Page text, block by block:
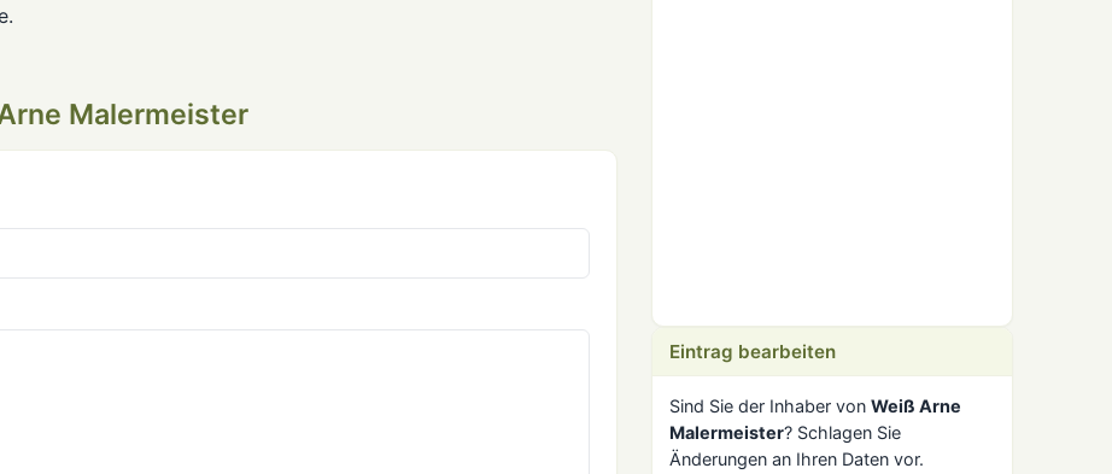
Malermeister
Eintrag bearbeiten
Sind Sie der Inhaber von Weiß Arne
Malermeister? Schlagen Sie
Änderungen an Ihren Daten vor.